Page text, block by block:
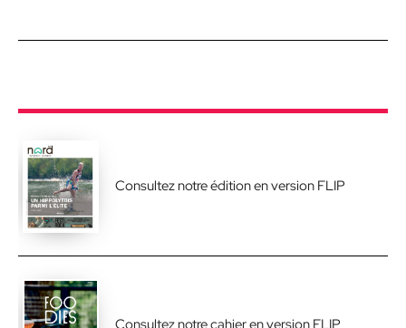
Consultez notre édition en version FLIP